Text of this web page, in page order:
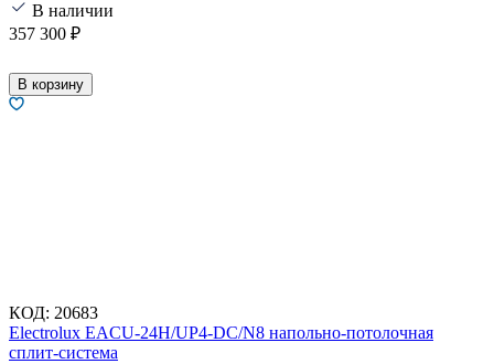
В наличии
357 300 ₽
В корзину
КОД: 20683
Electrolux EACU-24H/UP4-DC/N8 напольно-потолочная
сплит-система